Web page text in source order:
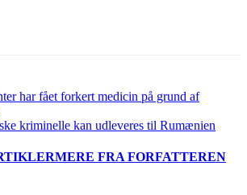
har fået forkert medicin på grund af
kriminelle kan udleveres til Rumænien
MERE FRA FORFATTEREN